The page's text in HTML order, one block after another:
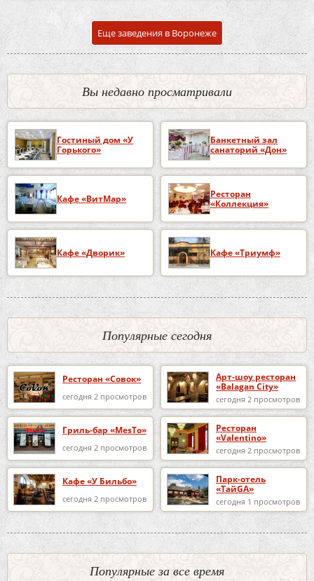
Еще заведения в Воронеже
Вы недавно просматривали
Гостиный дом «У
Горького»
Банкетный зал
санаторий «Дон»
Кафе «ВитМар»
Ресторан
«Коллекция»
Кафе «Дворик» Кафе «Триумф»
Популярные сегодня
Ресторан «Совок»
сегодня 2 просмотров
Арт-шоу ресторан
«Balagan City»
сегодня 2 просмотров
Гриль-бар «MesTo»
сегодня 2 просмотров
Ресторан
«Valentino»
сегодня 2 просмотров
Кафе «У Бильбо»
сегодня 2 просмотров
Парк-отель
«ТайGA»
сегодня 1 просмотров
Популярные за все время